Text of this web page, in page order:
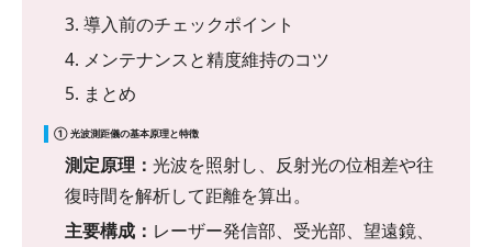
3. 導入前のチェックポイント
4. メンテナンスと精度維持のコツ
5. まとめ
① 光波測距儀の基本原理と特徴
測定原理： 光波を照射し、反射光の位相差や往
復時間を解析して距離を算出。
主要構成： レーザー発信部、受光部、望遠鏡、